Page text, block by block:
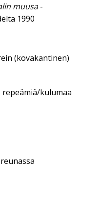
muusa-
1990
(kovakantinen)
repeämiä/kulumaa